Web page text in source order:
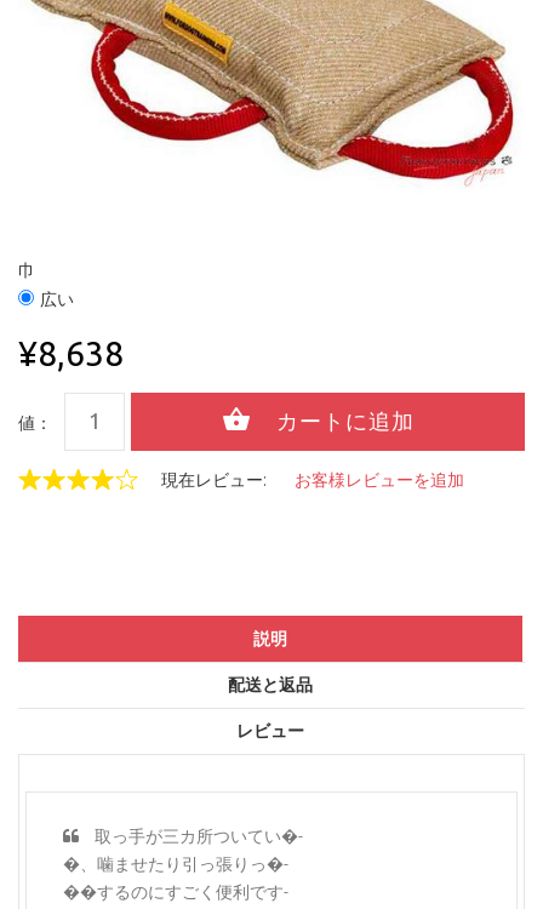
巾
広い
¥8,638
値：
現在レビュー: お客様レビューを追加
説明
配送と返品
レビュー
取っ手が三カ所ついてい�-
�、噛ませたり引っ張りっ�-
��するのにすごく便利です-